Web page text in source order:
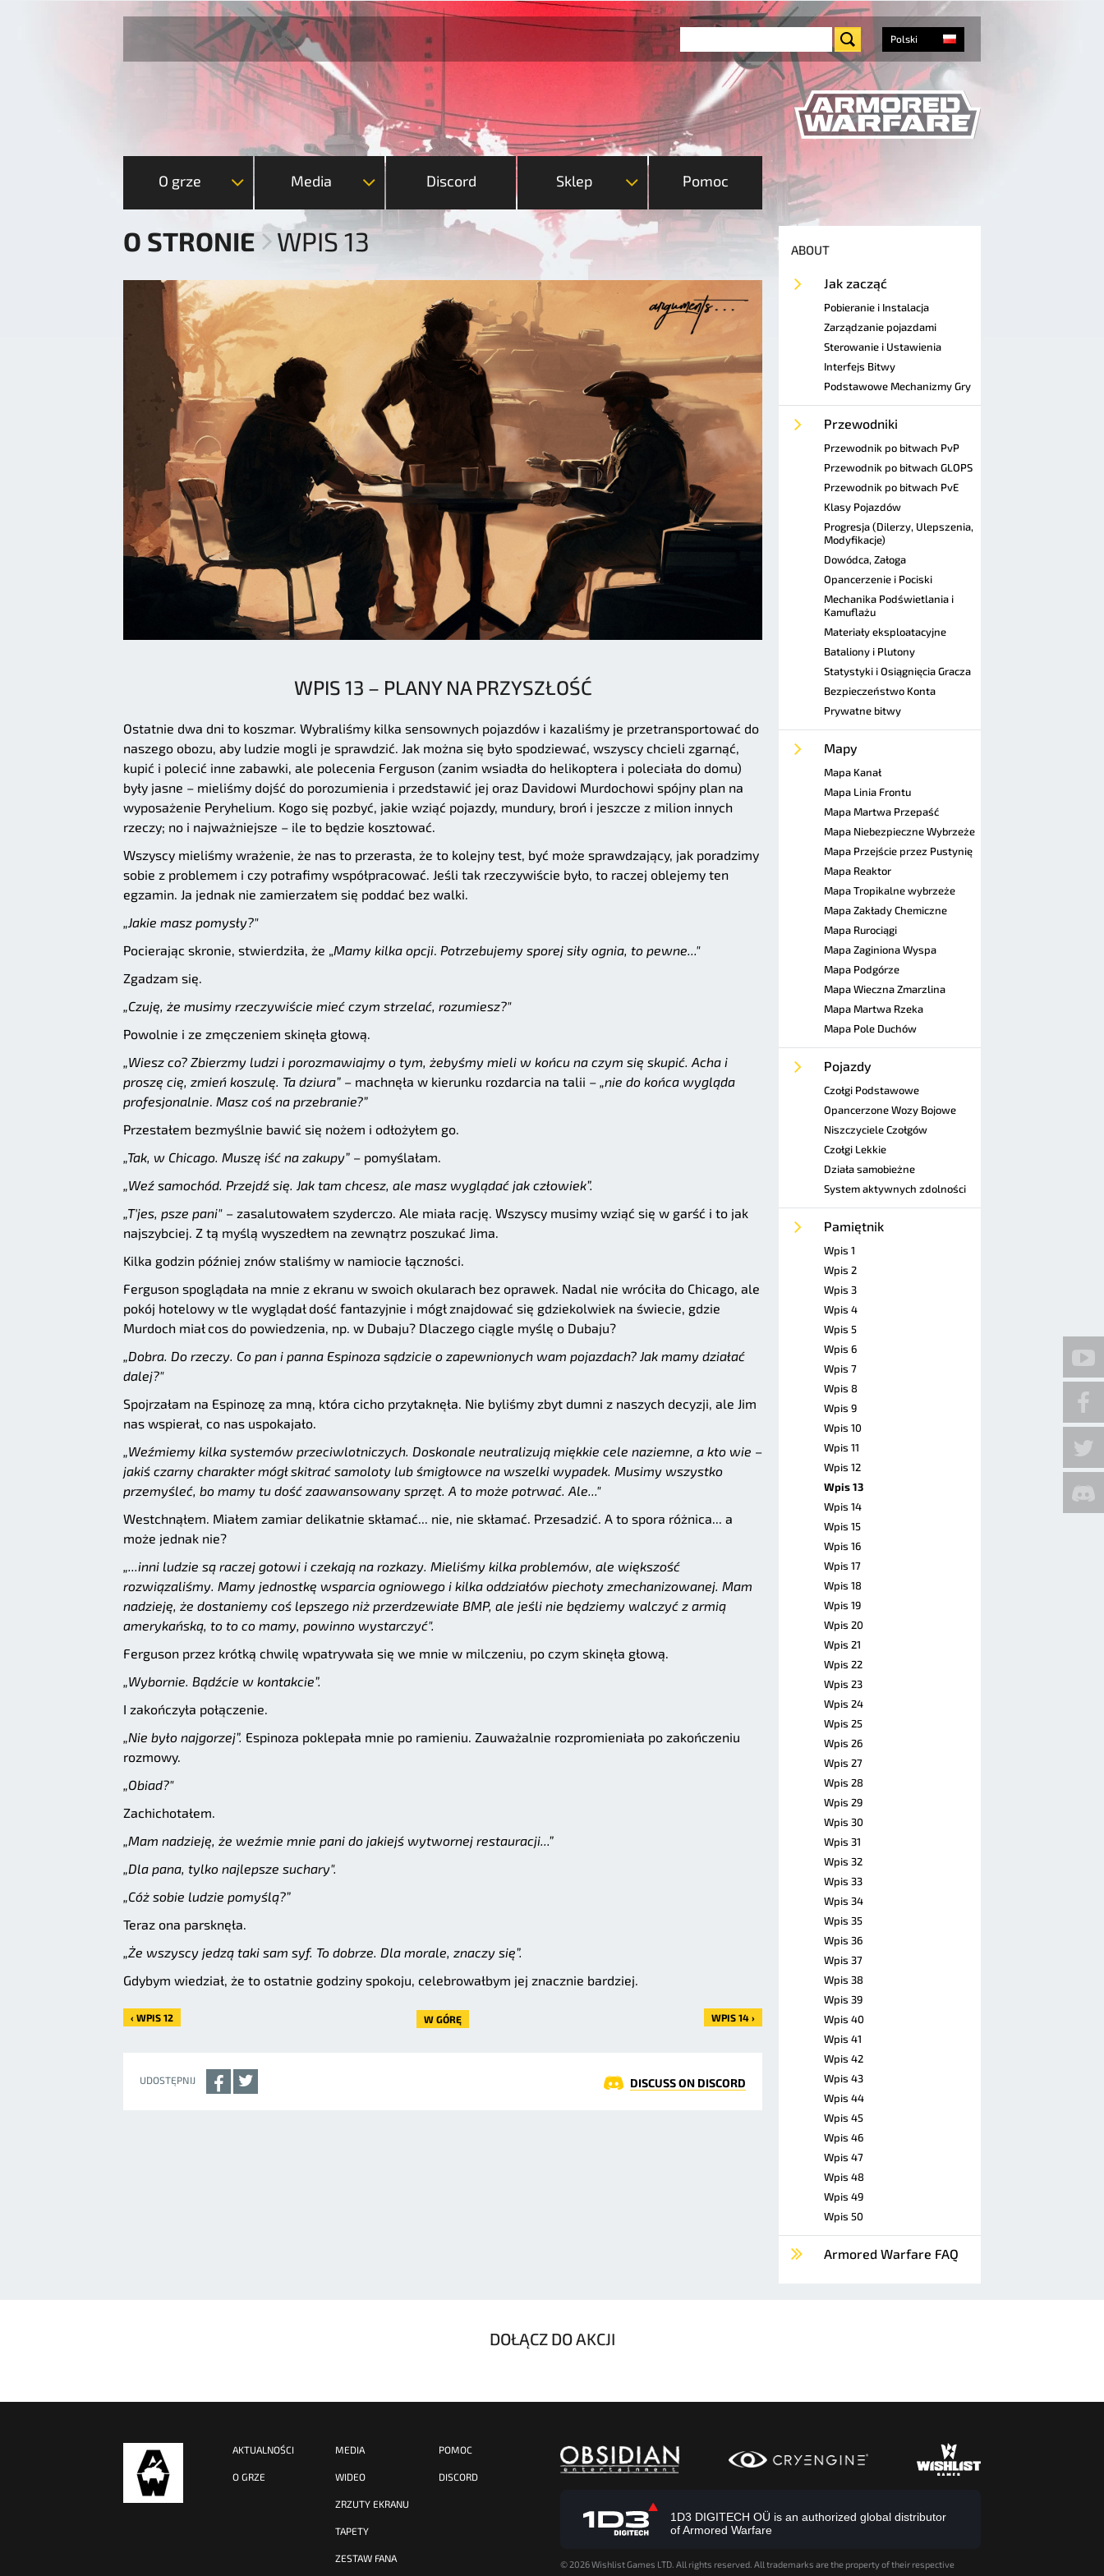
Polski
O grze Media Discord Sklep Pomoc
O STRONIE WPIS 13
WPIS 13 – PLANY NA PRZYSZŁOŚĆ
Ostatnie dwa dni to koszmar. Wybraliśmy kilka sensownych pojazdów i kazaliśmy je przetransportować do
naszego obozu, aby ludzie mogli je sprawdzić. Jak można się było spodziewać, wszyscy chcieli zgarnąć,
kupić i polecić inne zabawki, ale polecenia Ferguson (zanim wsiadła do helikoptera i poleciała do domu)
były jasne – mieliśmy dojść do porozumienia i przedstawić jej oraz Davidowi Murdochowi spójny plan na
wyposażenie Peryhelium. Kogo się pozbyć, jakie wziąć pojazdy, mundury, broń i jeszcze z milion innych
rzeczy; no i najważniejsze – ile to będzie kosztować.
Wszyscy mieliśmy wrażenie, że nas to przerasta, że to kolejny test, być może sprawdzający, jak poradzimy
sobie z problemem i czy potrafimy współpracować. Jeśli tak rzeczywiście było, to raczej oblejemy ten
egzamin. Ja jednak nie zamierzałem się poddać bez walki.
„Jakie masz pomysły?"
Pocierając skronie, stwierdziła, że „ Mamy kilka opcji Potrzebujemy sporej siły ognia, to pewne..."
Zgadzam się.
„Czuję, że musimy rzeczywiście mieć czym strzelać, rozumiesz?"
Powolnie i ze zmęczeniem skinęła głową.
„Wiesz co? Zbierzmy ludzi i porozmawiajmy o tym, żebyśmy mieli w końcu na czym się skupić. Acha i
proszę cię, zmień koszulę. Ta dziura” – machnęła w kierunku rozdarcia na talii – „nie do końca wygląda
profesjonalnie Masz coś na przebranie?”
Przestałem bezmyślnie bawić się nożem i odłożyłem go.
„Tak, w Chicago. Muszę iść na zakupy” – pomyślałam.
„Weź samochód. Przejdź się. Jak tam chcesz, ale masz wyglądać jak człowiek”.
„T'jes, psze pani" – zasalutowałem szyderczo. Ale miała rację. Wszyscy musimy wziąć się w garść i to jak
najszybciej. Z tą myślą wyszedłem na zewnątrz poszukać Jima.
Kilka godzin później znów staliśmy w namiocie łączności.
Ferguson spoglądała na mnie z ekranu w swoich okularach bez oprawek. Nadal nie wróciła do Chicago, ale
pokój hotelowy w tle wyglądał dość fantazyjnie i mógł znajdować się gdziekolwiek na świecie, gdzie
Murdoch miał cos do powiedzenia, np. w Dubaju? Dlaczego ciągle myślę o Dubaju?
„Dobra. Do rzeczy. Co pan i panna Espinoza sądzicie o zapewnionych wam pojazdach? Jak mamy działać
dalej?"
Spojrzałam na Espinozę za mną, która cicho przytaknęła. Nie byliśmy zbyt dumni z naszych decyzji, ale Jim
nas wspierał, co nas uspokajało.
„Weźmiemy kilka systemów przeciwlotniczych. Doskonale neutralizują miękkie cele naziemne, a kto wie –
jakiś czarny charakter mógł skitrać samoloty lub śmigłowce na wszelki wypadek. Musimy wszystko
przemyśleć, bo mamy tu dość zaawansowany sprzęt. A to może potrwać. Ale..."
Westchnąłem. Miałem zamiar delikatnie skłamać... nie, nie skłamać. Przesadzić. A to spora różnica... a
może jednak nie?
„...inni ludzie są raczej gotowi i czekają na rozkazy. Mieliśmy kilka problemów, ale większość
rozwiązaliśmy. Mamy jednostkę wsparcia ogniowego i kilka oddziałów piechoty zmechanizowanej. Mam
nadzieję, że dostaniemy coś lepszego niż przerdzewiałe BMP, ale jeśli nie będziemy walczyć z armią
amerykańską, to to co mamy, powinno wystarczyć".
Ferguson przez krótką chwilę wpatrywała się we mnie w milczeniu, po czym skinęła głową.
„Wybornie. Bądźcie w kontakcie”.
I zakończyła połączenie.
„Nie było najgorzej”. Espinoza poklepała mnie po ramieniu. Zauważalnie rozpromieniała po zakończeniu
rozmowy.
„Obiad?"
Zachichotałem.
„Mam nadzieję, że weźmie mnie pani do jakiejś wytwornej restauracji...”
„Dla pana, tylko najlepsze suchary".
„Cóż sobie ludzie pomyślą?”
Teraz ona parsknęła.
„Że wszyscy jedzą taki sam syf. To dobrze. Dla morale, znaczy się”.
Gdybym wiedział, że to ostatnie godziny spokoju, celebrowałbym jej znacznie bardziej.
‹ WPIS 12 W GÓRĘ WPIS 14 ›
UDOSTĘPNIJ DISCUSS ON DISCORD
ABOUT
Jak zacząć
Pobieranie i Instalacja
Zarządzanie pojazdami
Sterowanie i Ustawienia
Interfejs Bitwy
Podstawowe Mechanizmy Gry
Przewodniki
Przewodnik po bitwach PvP
Przewodnik po bitwach GLOPS
Przewodnik po bitwach PvE
Klasy Pojazdów
Progresja (Dilerzy, Ulepszenia,
Modyfikacje)
Dowódca, Załoga
Opancerzenie i Pociski
Mechanika Podświetlania i
Kamuflażu
Materiały eksploatacyjne
Bataliony i Plutony
Statystyki i Osiągnięcia Gracza
Bezpieczeństwo Konta
Prywatne bitwy
Mapy
Mapa Kanał
Mapa Linia Frontu
Mapa Martwa Przepaść
Mapa Niebezpieczne Wybrzeże
Mapa Przejście przez Pustynię
Mapa Reaktor
Mapa Tropikalne wybrzeże
Mapa Zakłady Chemiczne
Mapa Rurociągi
Mapa Zaginiona Wyspa
Mapa Podgórze
Mapa Wieczna Zmarzlina
Mapa Martwa Rzeka
Mapa Pole Duchów
Pojazdy
Czołgi Podstawowe
Opancerzone Wozy Bojowe
Niszczyciele Czołgów
Czołgi Lekkie
Działa samobieżne
System aktywnych zdolności
Pamiętnik
Wpis 1
Wpis 2
Wpis 3
Wpis 4
Wpis 5
Wpis 6
Wpis 7
Wpis 8
Wpis 9
Wpis 10
Wpis 11
Wpis 12
Wpis 13
Wpis 14
Wpis 15
Wpis 16
Wpis 17
Wpis 18
Wpis 19
Wpis 20
Wpis 21
Wpis 22
Wpis 23
Wpis 24
Wpis 25
Wpis 26
Wpis 27
Wpis 28
Wpis 29
Wpis 30
Wpis 31
Wpis 32
Wpis 33
Wpis 34
Wpis 35
Wpis 36
Wpis 37
Wpis 38
Wpis 39
Wpis 40
Wpis 41
Wpis 42
Wpis 43
Wpis 44
Wpis 45
Wpis 46
Wpis 47
Wpis 48
Wpis 49
Wpis 50
Armored Warfare FAQ
DOŁĄCZ DO AKCJI
AKTUALNOŚCI
O GRZE
MEDIA
WIDEO
ZRZUTY EKRANU
TAPETY
ZESTAW FANA
POMOC
DISCORD
1D3 DIGITECH OÜ is an authorized global distributor
of Armored Warfare
© 2026 Wishlist Games LTD. All rights reserved. All trademarks are the property of their respective